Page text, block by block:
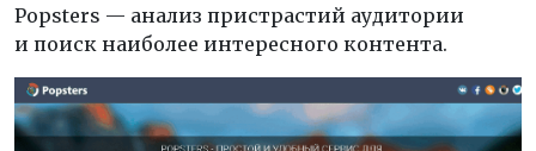
Popsters — анализ пристрастий аудитории
и поиск наиболее интересного контента.